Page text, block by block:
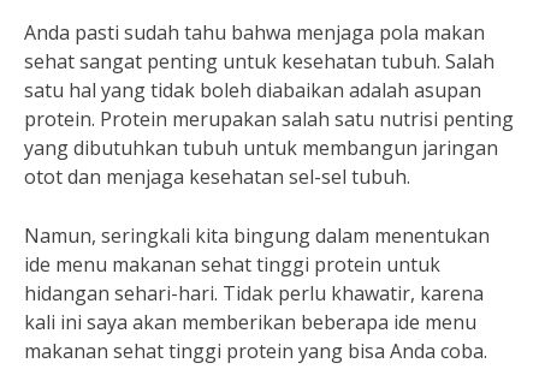
Anda pasti sudah tahu bahwa menjaga pola makan
sehat sangat penting untuk kesehatan tubuh. Salah
satu hal yang tidak boleh diabaikan adalah asupan
protein. Protein merupakan salah satu nutrisi penting
yang dibutuhkan tubuh untuk membangun jaringan
otot dan menjaga kesehatan sel-sel tubuh.
Namun, seringkali kita bingung dalam menentukan
ide menu makanan sehat tinggi protein untuk
hidangan sehari-hari. Tidak perlu khawatir, karena
kali ini saya akan memberikan beberapa ide menu
makanan sehat tinggi protein yang bisa Anda coba.